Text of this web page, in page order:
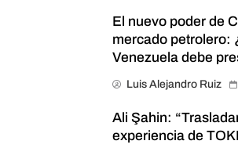
El nuevo poder de
mercado petrolero:
Venezuela debe
Luis Alejandro Ruiz
Ali Şahin:
experiencia de